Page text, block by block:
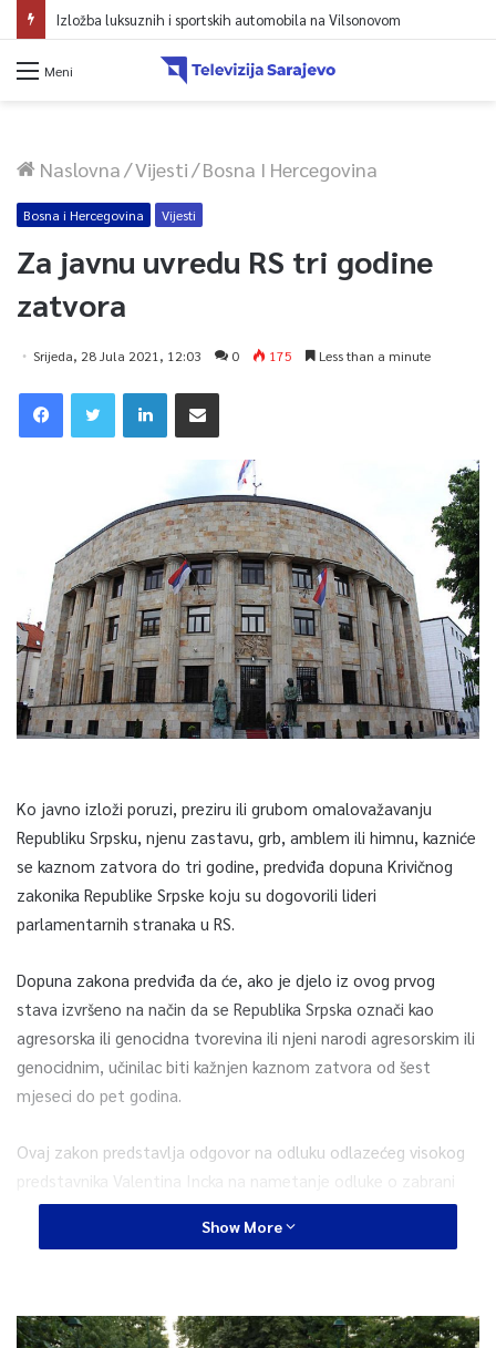
Izložba luksuznih i sportskih automobila na Vilsonovom
Meni
Naslovna/Vijesti/Bosna I Hercegovina
Bosna i Hercegovina Vijesti
Za javnu uvredu RS tri godine
zatvora
Srijeda, 28 Jula 2021, 12:03 0 175 Less than a minute
Ko javno izloži poruzi, preziru ili grubom omalovažavanju
Republiku Srpsku, njenu zastavu, grb, amblem ili himnu, kazniće
se kaznom zatvora do tri godine, predviđa dopuna Krivičnog
zakonika Republike Srpske koju su dogovorili lideri
parlamentarnih stranaka u RS.
Dopuna zakona predviđa da će, ako je djelo iz ovog prvog
stava izvršeno na način da se Republika Srpska označi kao
agresorska ili genocidna tvorevina ili njeni narodi agresorskim ili
genocidnim, učinilac biti kažnjen kaznom zatvora od šest
mjeseci do pet godina.
Ovaj zakon predstavlja odgovor na odluku odlazećeg visokog
predstavnika Valentina Incka na nametanje odluke o zabrani
negiranja genocida, te je zaštita RS i njenih građana, piše u
0
Show More